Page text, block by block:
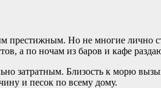
престижным. Но не многие лично
а по ночам из баров и кафе
затратным. Близость к морю
и песок по всему дому.